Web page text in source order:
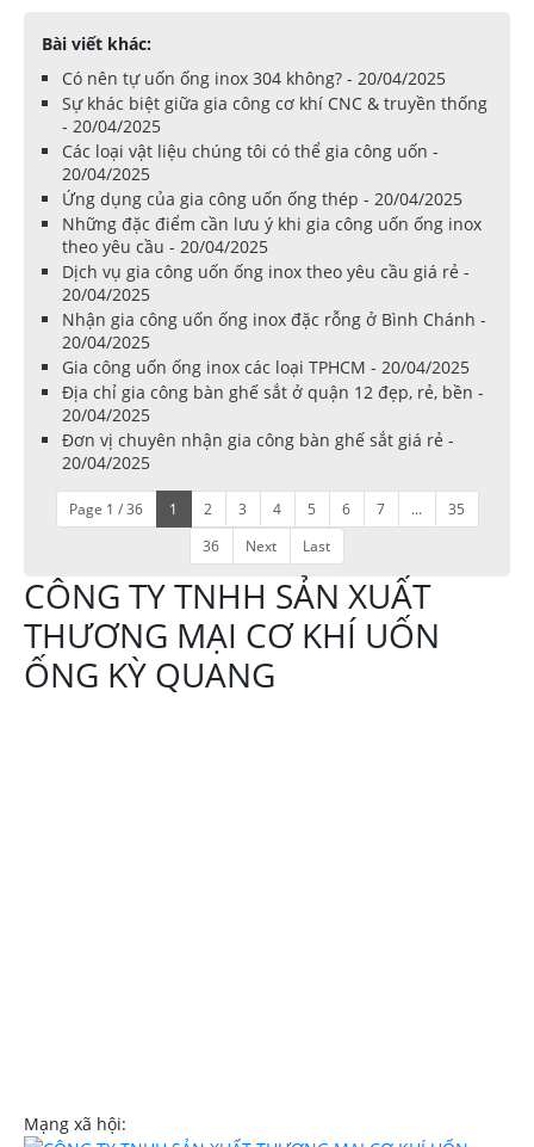
Bài viết khác:
Có nên tự uốn ống inox 304 không? - 20/04/2025
Sự khác biệt giữa gia công cơ khí CNC & truyền thống
- 20/04/2025
Các loại vật liệu chúng tôi có thể gia công uốn -
20/04/2025
Ứng dụng của gia công uốn ống thép - 20/04/2025
Những đặc điểm cần lưu ý khi gia công uốn ống inox
theo yêu cầu - 20/04/2025
Dịch vụ gia công uốn ống inox theo yêu cầu giá rẻ -
20/04/2025
Nhận gia công uốn ống inox đặc rỗng ở Bình Chánh -
20/04/2025
Gia công uốn ống inox các loại TPHCM - 20/04/2025
Địa chỉ gia công bàn ghế sắt ở quận 12 đẹp, rẻ, bền -
20/04/2025
Đơn vị chuyên nhận gia công bàn ghế sắt giá rẻ -
20/04/2025
Page 1 / 36 1 2 3 4 5 6 7 ...
35
36
Next Last
CÔNG TY TNHH SẢN XUẤT
THƯƠNG MẠI CƠ KHÍ UỐN
ỐNG KỲ QUANG
Mạng xã hội: